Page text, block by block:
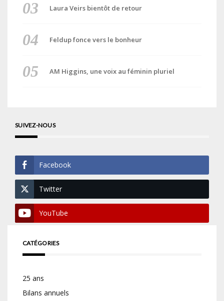
Laura Veirs bientôt de retour
Feldup fonce vers le bonheur
AM Higgins, une voix au féminin pluriel
SUIVEZ-NOUS
Facebook
Twitter
YouTube
CATÉGORIES
25 ans
Bilans annuels